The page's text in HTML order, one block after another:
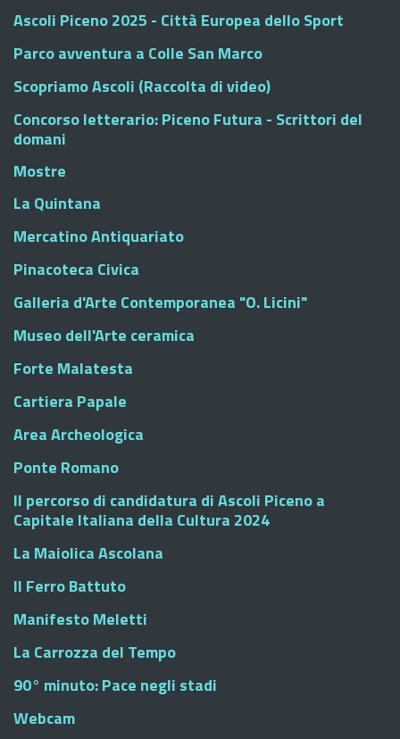
Ascoli Piceno 2025 - Città Europea dello Sport
Parco avventura a Colle San Marco
Scopriamo Ascoli (Raccolta di video)
Concorso letterario: Piceno Futura - Scrittori del
domani
Mostre
La Quintana
Mercatino Antiquariato
Pinacoteca Civica
Galleria d'Arte Contemporanea "O. Licini"
Museo dell'Arte ceramica
Forte Malatesta
Cartiera Papale
Area Archeologica
Ponte Romano
Il percorso di candidatura di Ascoli Piceno a
Capitale Italiana della Cultura 2024
La Maiolica Ascolana
Il Ferro Battuto
Manifesto Meletti
La Carrozza del Tempo
90° minuto: Pace negli stadi
Webcam